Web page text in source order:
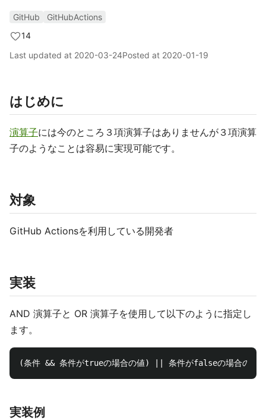
GitHub
GitHubActions
14
Last updated at 2020-03-24Posted at 2020-01-19
はじめに
演算子には今のところ３項演算子はありませんが３項演算
子のようなことは容易に実現可能です。
対象
GitHub Actionsを利用している開発者
実装
AND 演算子と OR 演算子を使用して以下のように指定し
ます。
実装例